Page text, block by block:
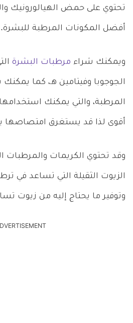
تحتوي على حمض الهيالورونيك
أفضل المكونات المرطبة للبشرة.
ويمكنك شراء مرطبات البشرة
الجوجوبا وفيتامين هـ، كما
المرطبة، والتي يمكنك
أقوى لذا قد يستغرق
وقد تحتوي الكريمات والمرطبات
الزيوت الثقيلة التي تساعد في
وتوفير ما يحتاج إليه من زيوت